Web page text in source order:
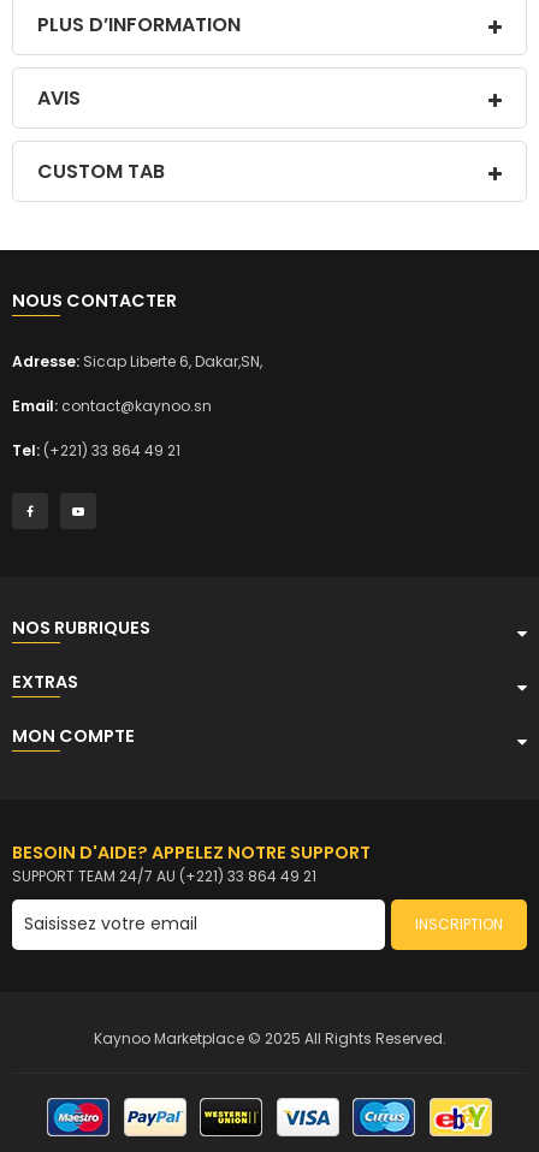
PLUS D’INFORMATION
AVIS
CUSTOM TAB
NOUS CONTACTER
Adresse: Sicap Liberte 6, Dakar,SN,
Email: contact@kaynoo.sn
Tel: (+221) 33 864 49 21
NOS RUBRIQUES
EXTRAS
MON COMPTE
BESOIN D'AIDE? APPELEZ NOTRE SUPPORT
SUPPORT TEAM 24/7 AU (+221) 33 864 49 21
INSCRIPTION
Kaynoo Marketplace © 2025 All Rights Reserved.